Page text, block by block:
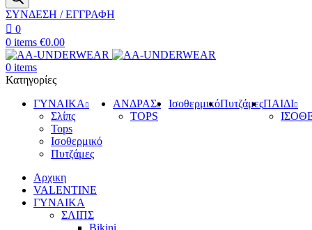
ΣΥΝΔΕΣΗ / ΕΓΓΡΑΦΗ
0
0 items €0.00
0 items
Κατηγορίες
ΓΥΝΑΙΚΑ
Σλίπς
Tops
Ισοθερμικό
Πυτζάμες
ΑΝΔΡΑΣ
TOPS
ΙσοθερμικόΠυτζάμεςΠΑΙΔΙ
Αρχικη
VALENTINE
ΓΥΝΑΙΚΑ
ΣΛΙΠΣ